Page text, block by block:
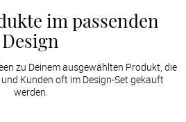
im passenden
Design
zu Deinem ausgewählten Produkt, die
Kunden oft im Design-Set gekauft
werden.